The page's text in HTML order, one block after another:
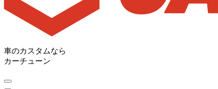
車のカスタムなら
カーチューン